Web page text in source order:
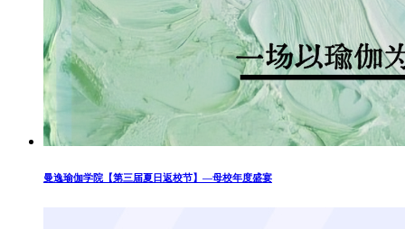
曼逸瑜伽学院【第三届夏日返校节】—母校年度盛宴